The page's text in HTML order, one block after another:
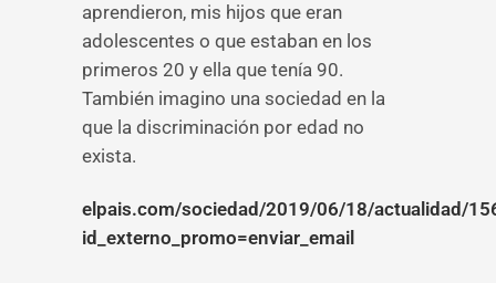
aprendieron, mis hijos que eran
adolescentes o que estaban en los
primeros 20 y ella que tenía 90.
También imagino una sociedad en la
que la discriminación por edad no
exista.
elpais.com/sociedad/2019/06/18/actualidad/
id_externo_promo=enviar_email